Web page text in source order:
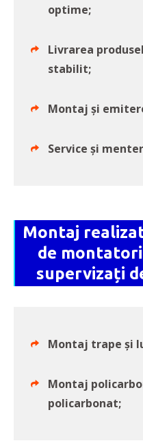
optime;
Livrarea
stabilit;
Montaj şi
Service și
Montaj
de
supervizați
Montaj trape și
Montaj
policarbonat;